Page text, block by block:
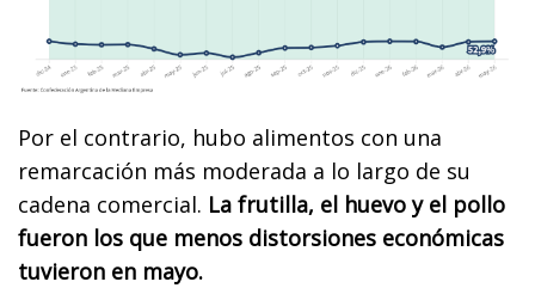
Por el contrario, hubo alimentos con una
remarcación más moderada a lo largo de su
cadena comercial. La frutilla, el huevo y el pollo
fueron los que menos distorsiones económicas
tuvieron en mayo.